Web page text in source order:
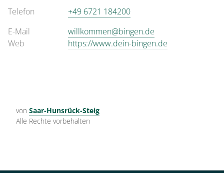
Telefon
+49 6721 184200
E-Mail
willkommen@bingen.de
Web
https://www.dein-bingen.de
von Saar-Hunsrück-Steig
Alle Rechte vorbehalten